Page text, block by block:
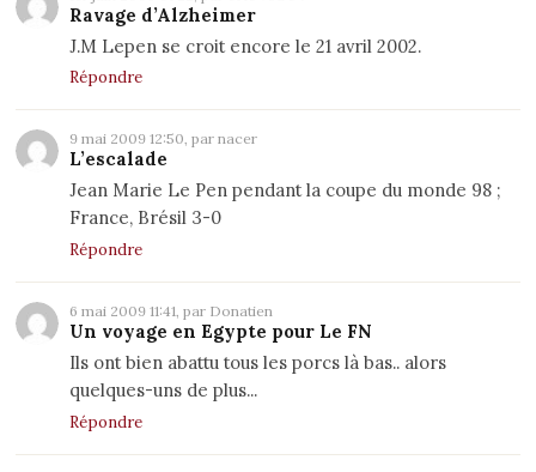
Ravage d’Alzheimer
J.M Lepen se croit encore le 21 avril 2002.
Répondre
9 mai 2009 12:50, par nacer
L’escalade
Jean Marie Le Pen pendant la coupe du monde 98 ;
France, Brésil 3-0
Répondre
6 mai 2009 11:41, par Donatien
Un voyage en Egypte pour Le FN
Ils ont bien abattu tous les porcs là bas.. alors
quelques-uns de plus...
Répondre